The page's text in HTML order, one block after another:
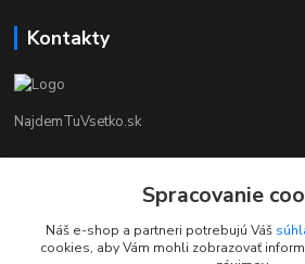
Kontakty
NajdemTuVsetko.sk
+421 902250190
info@najdemtuvsetko.sk
Spracovanie
Náš e-shop a partneri potrebujú Váš
cookies, aby Vám mohli zobrazovať